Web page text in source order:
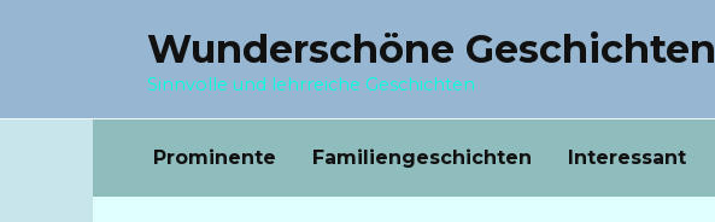
Wunderschöne Geschichten
Sinnvolle und lehrreiche Geschichten
Prominente Familiengeschichten Interessant